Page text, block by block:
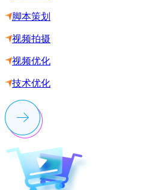
脚本策划
视频拍摄
视频优化
技术优化